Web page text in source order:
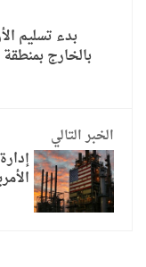
بدء تسليم
بالخارج بمنطقة
الخبر التالي